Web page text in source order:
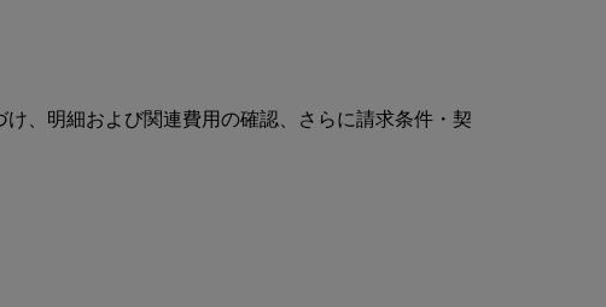
、明細および関連費用の確認、さらに請求条件・契